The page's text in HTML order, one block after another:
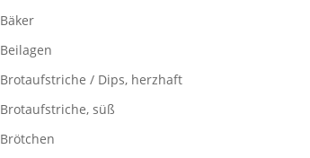
Bäker
Beilagen
Brotaufstriche / Dips, herzhaft
Brotaufstriche, süß
Brötchen